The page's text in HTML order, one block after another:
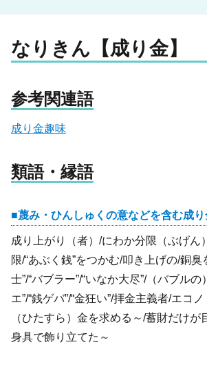
なりきん【成り金】
参考関連語
成り金趣味
類語・縁語
蔑み・ひんしゅくの意などを含む成り
成り上がり（者）/にわか分限（ぶげん
限/“あぶく銭”をつかむ/叩き上げの/銅臭
士”/“バブラー”/“いなか大尽”/（バブルの
エ”/“銭ゲバ”/“金狂い”/拝金主義者/エコ
（ひたすら）金を求める～/蓄財だけが
身具で飾り立てた～